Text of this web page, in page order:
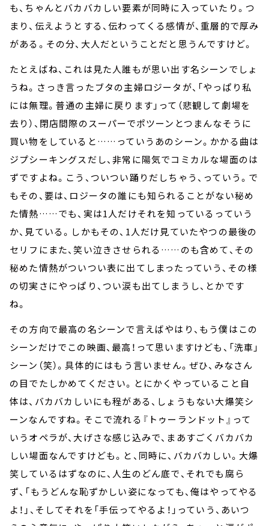
も、ちゃんとバカバカしい要素が同時に入っていたり。つ
まり、伝えようとする、伝わってくる感情が、重層的で厚み
がある。その分、大人だということだと思うんですけど。
たとえばね、これは見た人誰もが思い出す名シーンでしょ
うね。さっき言ったブタの主婦ロジータが、「やっぱり私
には無理。普通の主婦に戻ります」って（悲観して劇場を
去り）、閉店間際のスーパーでポツーンとつまんなそうに
買い物をしていると……っていうあのシーン。かかる曲は
ジプシーキングスだし、非常に陽気でコミカルな場面のは
ずですよね。こう、ついつい踊りだしちゃう、っていう。で
もその、要は、ロジータの誰にも知られることがない秘め
た情熱……でも、実は1人だけそれを知っているっていう
か、見ている。しかもその、1人だけ見ていたやつの最後の
セリフにまた、笑い泣きさせられる……のも含めて、その
秘めた情熱がついつい表に出てしまったっていう、その様
の切実さにやっぱり、つい涙も出てしまうし、とかです
ね。
その方向で最高の名シーンで言えばやはり、もう僕はこの
シーンだけでこの映画、最高！って思いますけども、「洗車」
シーン（笑）。具体的にはもう言いません。ぜひ、みなさん
の目でたしかめてください。とにかくやっていること自
体は、バカバカしいにも程がある、しょうもない大爆笑シ
ーンなんですね。そこで流れる『トゥーランドット』って
いうオペラが、大げさな感じ込みで、まあすごくバカバカ
しい場面なんですけども。と、同時に、バカバカしい。大爆
笑しているはずなのに、人生のどん底で、それでも腐ら
ず、「もうどんな恥ずかしい姿になっても、俺はやってやる
よ！」、そしてそれを「手伝ってやるよ！」っていう、あいつ